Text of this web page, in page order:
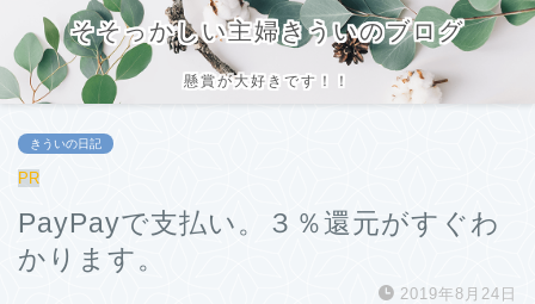
そそっかしい主婦きういのブログ
懸賞が大好きです！！
きういの日記
PR
PayPayで支払い。３％還元がすぐわ
かります。
2019年8月24日